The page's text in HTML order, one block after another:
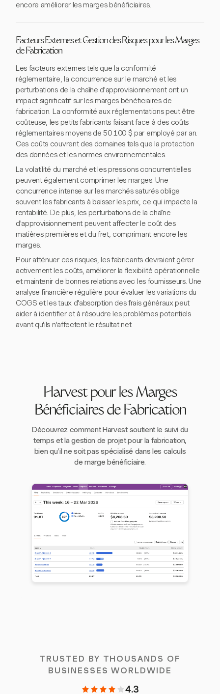
encore améliorer les marges bénéficiaires.
Facteurs Externes et Gestion des Risques pour les Marges
de Fabrication
Les facteurs externes tels que la conformité
réglementaire, la concurrence sur le marché et les
perturbations de la chaîne d'approvisionnement ont un
impact significatif sur les marges bénéficiaires de
fabrication. La conformité aux réglementations peut être
coûteuse, les petits fabricants faisant face à des coûts
réglementaires moyens de 50 100 $ par employé par an.
Ces coûts couvrent des domaines tels que la protection
des données et les normes environnementales.
La volatilité du marché et les pressions concurrentielles
peuvent également comprimer les marges. Une
concurrence intense sur les marchés saturés oblige
souvent les fabricants à baisser les prix, ce qui impacte la
rentabilité. De plus, les perturbations de la chaîne
d'approvisionnement peuvent affecter le coût des
matières premières et du fret, comprimant encore les
marges.
Pour atténuer ces risques, les fabricants devraient gérer
activement les coûts, améliorer la flexibilité opérationnelle
et maintenir de bonnes relations avec les fournisseurs. Une
analyse financière régulière pour évaluer les variations du
COGS et les taux d'absorption des frais généraux peut
aider à identifier et à résoudre les problèmes potentiels
avant qu'ils n'affectent le résultat net.
Harvest pour les Marges
Bénéficiaires de Fabrication
Découvrez comment Harvest soutient le suivi du
temps et la gestion de projet pour la fabrication,
bien qu'il ne soit pas spécialisé dans les calculs
de marge bénéficiaire.
TRUSTED BY THOUSANDS OF
BUSINESSES WORLDWIDE
4.3